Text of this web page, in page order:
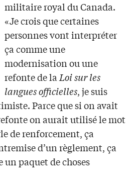
militaire royal du Canada.
«Je crois que certaines
personnes vont interpréter
ça comme une
modernisation ou une
refonte de la Loi sur les
langues officielles, je suis
Parce que si on avait
on aurait utilisé le mot
de renforcement, ça
d’un règlement, ça
paquet de choses